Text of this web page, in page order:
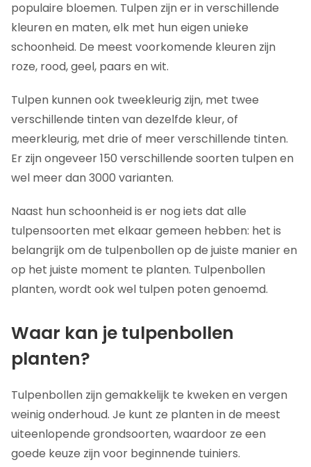
Schoonmaken van tulpenbollen
Veel gestelde vragen
populaire bloemen. Tulpen zijn er in verschillende
kleuren en maten, elk met hun eigen unieke
schoonheid. De meest voorkomende kleuren zijn
roze, rood, geel, paars en wit.
Tulpen kunnen ook tweekleurig zijn, met twee
verschillende tinten van dezelfde kleur, of
meerkleurig, met drie of meer verschillende tinten.
Er zijn ongeveer 150 verschillende soorten tulpen en
wel meer dan 3000 varianten.
Naast hun schoonheid is er nog iets dat alle
tulpensoorten met elkaar gemeen hebben: het is
belangrijk om de tulpenbollen op de juiste manier en
op het juiste moment te planten. Tulpenbollen
planten, wordt ook wel tulpen poten genoemd.
Waar kan je tulpenbollen
planten?
Tulpenbollen zijn gemakkelijk te kweken en vergen
weinig onderhoud. Je kunt ze planten in de meest
uiteenlopende grondsoorten, waardoor ze een
goede keuze zijn voor beginnende tuiniers.